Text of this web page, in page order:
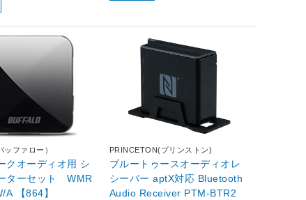
ッファロー）
クオーディオ用 シ
ターセット WMR
A 【864】
PRINCETON(プリンストン)
ブルートゥースオーディオレ
シーバー aptX対応 Bluetooth
Audio Receiver PTM-BTR2